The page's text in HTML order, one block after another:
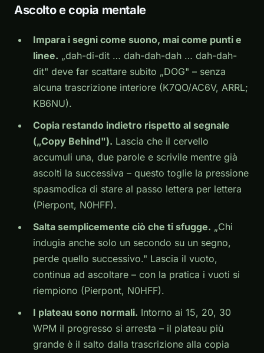
Ascolto e copia mentale
Impara i segni come suono, mai come punti e
linee. „dah-di-dit … dah-dah-dah … dah-dah-
dit" deve far scattare subito „DOG" – senza
alcuna trascrizione interiore (K7QO/AC6V, ARRL;
KB6NU).
Copia restando indietro rispetto al segnale
(„Copy Behind"). Lascia che il cervello
accumuli una, due parole e scrivile mentre già
ascolti la successiva – questo toglie la pressione
spasmodica di stare al passo lettera per lettera
(Pierpont, N0HFF).
Salta semplicemente ciò che ti sfugge. „Chi
indugia anche solo un secondo su un segno,
perde quello successivo." Lascia il vuoto,
continua ad ascoltare – con la pratica i vuoti si
riempiono (Pierpont, N0HFF).
I plateau sono normali. Intorno ai 15, 20, 30
WPM il progresso si arresta – il plateau più
grande è il salto dalla trascrizione alla copia